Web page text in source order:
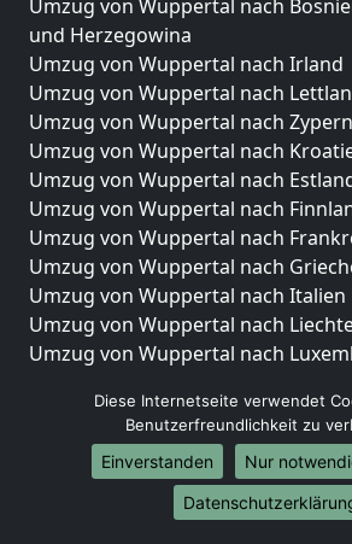
Umzug von Wuppertal nach
und Herzegowina
Umzug von Wuppertal nach Irland
Umzug von Wuppertal nach
Umzug von Wuppertal nach Zypern
Umzug von Wuppertal nach
Umzug von Wuppertal nach
Umzug von Wuppertal nach
Umzug von Wuppertal nach
Umzug von Wuppertal nach
Umzug von Wuppertal nach Italien
Umzug von Wuppertal nach
Umzug von Wuppertal nach
Umzug von Wuppertal nach
Umzüge-Deutschlandweit
Umzug von Wuppertal nach Berlin
Umzug von Wuppertal nach
Diese Internetseite verwendet
Benutzerfreundlichkeit zu
Einverstanden
Nur